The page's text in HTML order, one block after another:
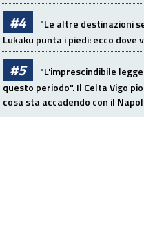
#4
"Le altre destinazioni
Lukaku punta i piedi: ecco dove
#5
"L'imprescindibile
questo periodo". Il Celta Vigo
cosa sta accadendo con il